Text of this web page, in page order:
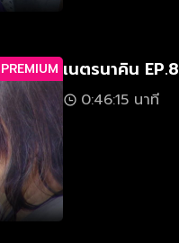
PREMIUM เนตรนาคิน EP.8
0:46:15 นาที